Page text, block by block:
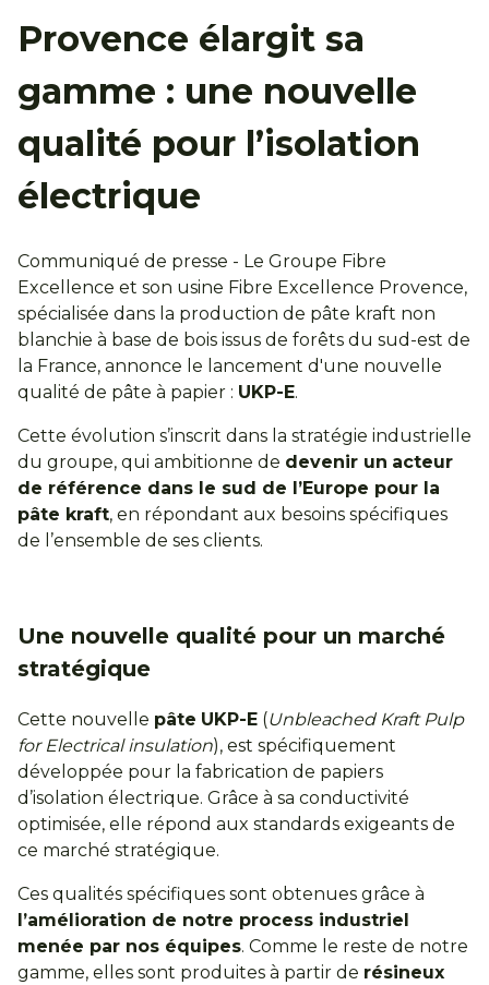
Provence élargit sa
gamme : une nouvelle
qualité pour l’isolation
électrique
Communiqué de presse - Le Groupe Fibre
Excellence et son usine Fibre Excellence Provence,
spécialisée dans la production de pâte kraft non
blanchie à base de bois issus de forêts du sud-est de
la France, annonce le lancement d'une nouvelle
qualité de pâte à papier : UKP-E.
Cette évolution s’inscrit dans la stratégie industrielle
du groupe, qui ambitionne de devenir un acteur
de référence dans le sud de l’Europe pour la
pâte kraft, en répondant aux besoins spécifiques
de l’ensemble de ses clients.
Une nouvelle qualité pour un marché
stratégique
Cette nouvelle pâte UKP-E (Unbleached Kraft Pulp
for Electrical insulation), est spécifiquement
développée pour la fabrication de papiers
d’isolation électrique. Grâce à sa conductivité
optimisée, elle répond aux standards exigeants de
ce marché stratégique.
Ces qualités spécifiques sont obtenues grâce à
l’amélioration de notre process industriel
menée par nos équipes. Comme le reste de notre
gamme, elles sont produites à partir de résineux